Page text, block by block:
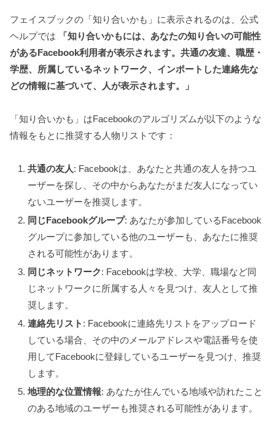
フェイスブックの「知り合いかも」に表示されるのは、公式
ヘルプでは
「知り合いかもには、あなたの知り合いの可能性
があるFacebook利用者が表示されます。共通の友達、職歴・
学歴、所属しているネットワーク、インポートした連絡先な
どの情報に基づいて、人が表示されます。」
「知り合いかも」はFacebookのアルゴリズムが以下のような
情報をもとに推奨する人物リストです：
共通の友人: Facebookは、あなたと共通の友人を持つユ
ーザーを探し、その中からあなたがまだ友人になってい
ないユーザーを推奨します。
同じFacebookグループ: あなたが参加しているFacebook
グループに参加している他のユーザーも、あなたに推奨
される可能性があります。
同じネットワーク: Facebookは学校、大学、職場など同
じネットワークに所属する人々を見つけ、友人として推
奨します。
連絡先リスト : Facebookに連絡先リストをアップロード
している場合、その中のメールアドレスや電話番号を使
用してFacebookに登録しているユーザーを見つけ、推奨
します。
地理的な位置情報: あなたが住んでいる地域や訪れたこと
のある地域のユーザーも推奨される可能性があります。